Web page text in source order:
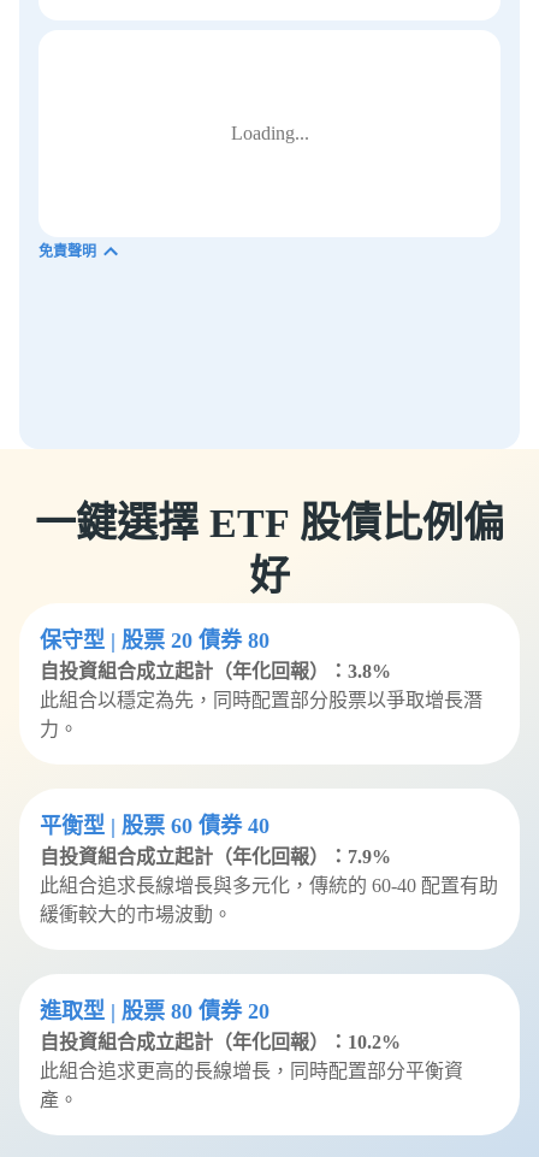
Loading...
免責聲明
一鍵選擇 ETF 股債比例偏
好
保守型 | 股票 20 債券 80
自投資組合成立起計（年化回報）：3.8%
此組合以穩定為先，同時配置部分股票以爭取增長潛
力。
平衡型 | 股票 60 債券 40
自投資組合成立起計（年化回報）： 7.9%
此組合追求長線增長與多元化，傳統的 60-40 配置有助
緩衝較大的市場波動。
進取型 | 股票 80 債券 20
自投資組合成立起計（年化回報）： 10.2%
此組合追求更高的長線增長，同時配置部分平衡資
產。